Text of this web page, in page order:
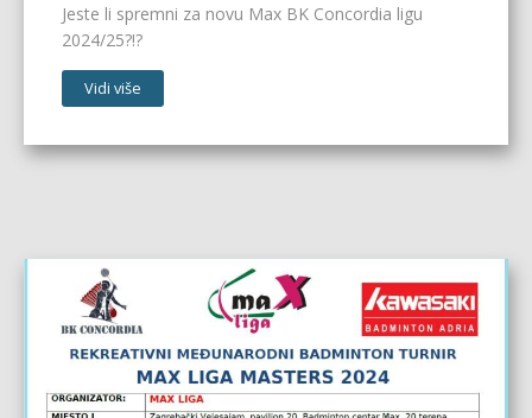
Jeste li spremni za novu Max BK Concordia ligu
2024/25?!?
Vidi više